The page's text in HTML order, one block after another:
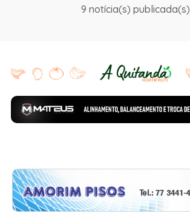
9 notícia(s) publicada(s)